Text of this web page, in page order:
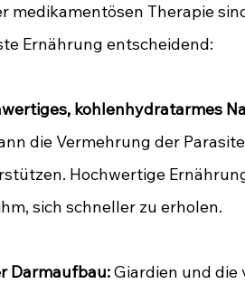
medikamentösen Therapie
Ernährung entscheidend:
kohlenhydratarmes
die Vermehrung der
Hochwertige
sich schneller zu erholen.
Darmaufbau: Giardien und